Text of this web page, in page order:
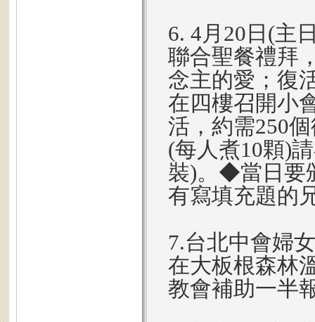
6. 4月20日(主
聯合聖餐禮拜
念主的愛；復
在四樓召開小
活，約需250
(每人煮10顆)
裝)。◆當日要
有寫填
7.台北中會婦
在大板根森林
教會補助一半